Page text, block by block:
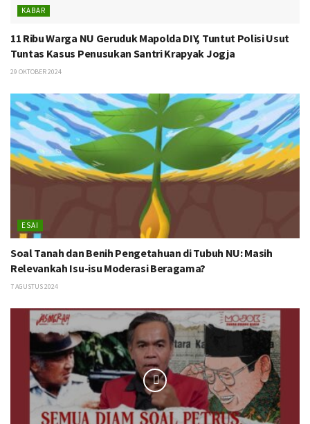
KABAR
11 Ribu Warga NU Geruduk Mapolda DIY, Tuntut Polisi Usut
Tuntas Kasus Penusukan Santri Krapyak Jogja
29 OKTOBER 2024
ESAI
Soal Tanah dan Benih Pengetahuan di Tubuh NU: Masih
Relevankah Isu-isu Moderasi Beragama?
7 AGUSTUS 2024